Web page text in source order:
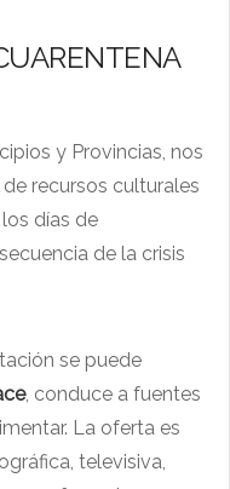
y Provincias, nos
recursos culturales
días de
de la crisis
se puede
, conduce a fuentes
La oferta es
televisiva,